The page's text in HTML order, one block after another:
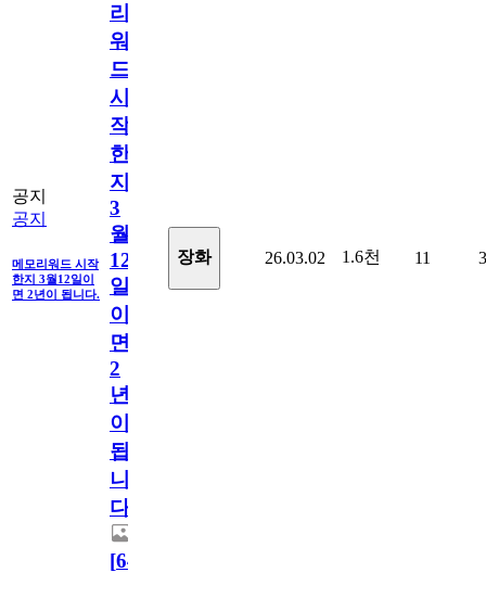
공지
공지
메모리워드 시작
한지 3월12일이
면 2년이 됩니다.
리
워
드
시
작
한
지
3
월
12
일
이
면
2
년
이
됩
니
다.
[64
장화 26.03.02 1.6천 11 3